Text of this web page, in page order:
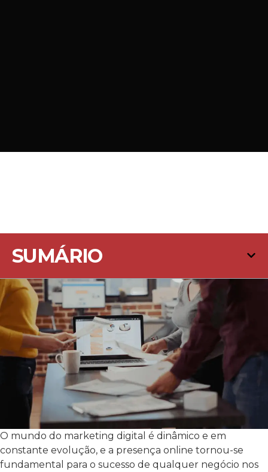
SUMÁRIO
O mundo do marketing digital é dinâmico e em
constante evolução, e a presença online tornou-se
fundamental para o sucesso de qualquer negócio nos